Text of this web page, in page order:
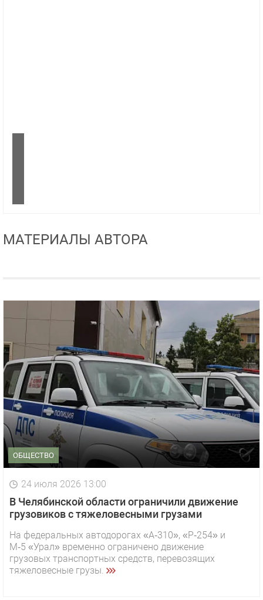
МАТЕРИАЛЫ АВТОРА
ОБЩЕСТВО
24 июля 2026 13:00
В Челябинской области ограничили движение
грузовиков с тяжеловесными грузами
На федеральных автодорогах «А‑310», «Р‑254» и
М‑5 «Урал» временно ограничено движение
грузовых транспортных средств, перевозящих
тяжеловесные грузы.